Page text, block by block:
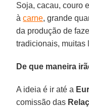
Soja, cacau, couro
àcarne, grande
da produção de
tradicionais, muitas
De que maneira
A ideia é ir até a
comissão das